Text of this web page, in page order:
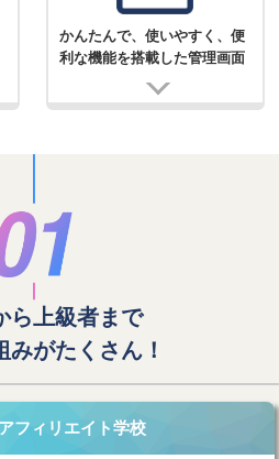
かんたんで、使いやすく、便
利な機能を搭載した管理画面
ら上級者まで
みがたくさん！
フィリエイト学校